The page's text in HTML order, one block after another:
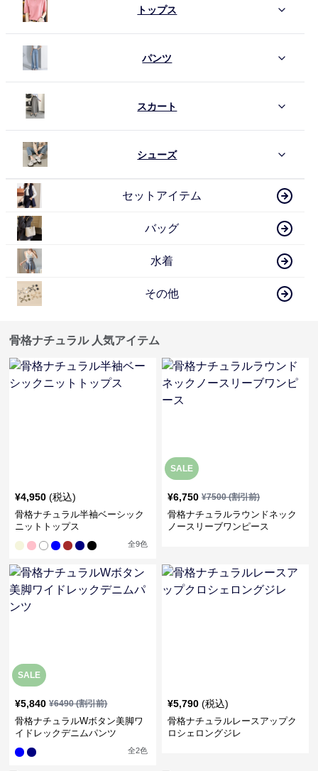
トップス
パンツ
スカート
シューズ
セットアイテム
バッグ
水着
その他
骨格ナチュラル 人気アイテム
¥4,950 (税込)
骨格ナチュラル半袖ベーシック
ニットトップス
全9色
SALE
¥6,750 ¥7500(割引前)
骨格ナチュラルラウンドネック
ノースリーブワンピース
SALE
¥5,840 ¥6490(割引前)
骨格ナチュラルWボタン美脚ワ
イドレックデニムパンツ
全2色
¥5,790 (税込)
骨格ナチュラルレースアップク
ロシェロングジレ